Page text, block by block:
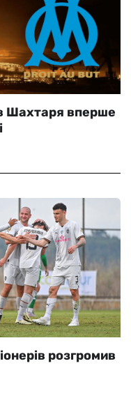
Шахтаря вперше
розгромив